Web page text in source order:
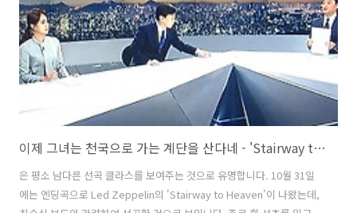
이제 그녀는 천국으로 가는 계단을 산다네 - 'Stairway to Heaven'
은 평소 남다른 선곡 클라스를 보여주는 것으로 유명합니다. 10월 31일
에는 엔딩곡으로 Led Zeppelin의 'Stairway to Heaven'이 나왔는데,